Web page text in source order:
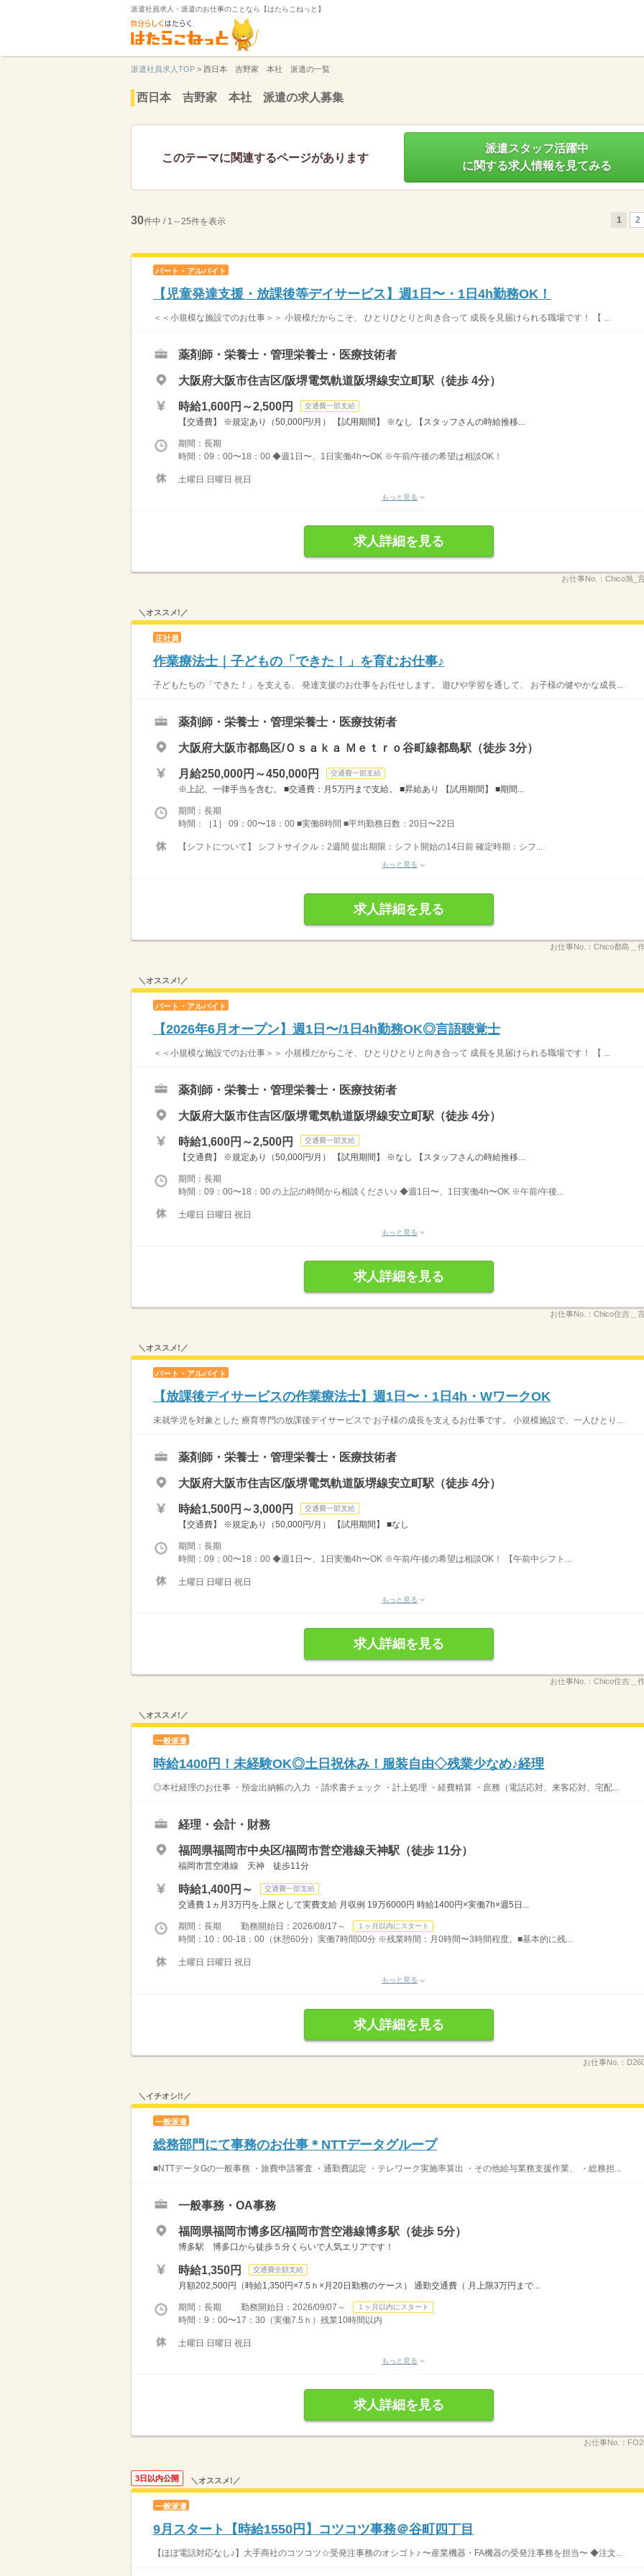
派遣社員求人・派遣のお仕事のことなら【はたらこねっと】
派遣社員求人TOP > 西日本 吉野家 本社 派遣の一覧
西日本 吉野家 本社 派遣の求人募集
このテーマに関連するページがあります
派遣スタッフ活躍中
に関する求人情報を見てみる
30件中 / 1～25件を表示 1 2
パート・アルバイト
【児童発達支援・放課後等デイサービス】週1日〜・1日4h勤務OK！
＜＜小規模な施設でのお仕事＞＞ 小規模だからこそ、 ひとりひとりと向き合って 成長を見届けられる職場です！ 【 ...
薬剤師・栄養士・管理栄養士・医療技術者
大阪府大阪市住吉区/阪堺電気軌道阪堺線安立町駅（徒歩 4分）
時給1,600円～2,500円 交通費一部支給
【交通費】 ※規定あり（50,000円/月） 【試用期間】 ※なし 【スタッフさんの時給推移...
期間：長期
時間：09：00〜18：00 ◆週1日〜、1日実働4h〜OK ※午前/午後の希望は相談OK！
土曜日 日曜日 祝日
もっと見る
求人詳細を見る
お仕事No.： Chico旭_
＼オススメ!／
正社員
作業療法士｜子どもの「できた！」を育むお仕事♪
子どもたちの「できた！」を支える、 発達支援のお仕事をお任せします。 遊びや学習を通して、 お子様の健やかな成長...
薬剤師・栄養士・管理栄養士・医療技術者
大阪府大阪市都島区/Ｏｓａｋａ Ｍｅｔｒｏ谷町線都島駅（徒歩 3分）
月給250,000円～450,000円 交通費一部支給
※上記、一律手当を含む。 ■交通費：月5万円まで支給。 ■昇給あり 【試用期間】 ■期間...
期間：長期
時間：［1］ 09：00〜18：00 ■実働8時間 ■平均勤務日数：20日〜22日
【シフトについて】 シフトサイクル：2週間 提出期限：シフト開始の14日前 確定時期：シフ...
もっと見る
求人詳細を見る
お仕事No.： Chico都島＿
＼オススメ!／
パート・アルバイト
【2026年6月オープン】週1日〜/1日4h勤務OK◎言語聴覚士
＜＜小規模な施設でのお仕事＞＞ 小規模だからこそ、 ひとりひとりと向き合って 成長を見届けられる職場です！ 【 ...
薬剤師・栄養士・管理栄養士・医療技術者
大阪府大阪市住吉区/阪堺電気軌道阪堺線安立町駅（徒歩 4分）
時給1,600円～2,500円 交通費一部支給
【交通費】 ※規定あり（50,000円/月） 【試用期間】 ※なし 【スタッフさんの時給推移...
期間：長期
時間：09：00〜18：00 の上記の時間から相談ください♪ ◆週1日〜、1日実働4h〜OK ※午前/午後...
土曜日 日曜日 祝日
もっと見る
求人詳細を見る
お仕事No.： Chico住吉＿
＼オススメ!／
パート・アルバイト
【放課後デイサービスの作業療法士】週1日〜・1日4h・WワークOK
未就学児を対象とした 療育専門の放課後デイサービスで お子様の成長を支えるお仕事です。 小規模施設で、一人ひとり...
薬剤師・栄養士・管理栄養士・医療技術者
大阪府大阪市住吉区/阪堺電気軌道阪堺線安立町駅（徒歩 4分）
時給1,500円～3,000円 交通費一部支給
【交通費】 ※規定あり（50,000円/月） 【試用期間】 ■なし
期間：長期
時間：09：00〜18：00 ◆週1日〜、1日実働4h〜OK ※午前/午後の希望は相談OK！ 【午前中シフト...
土曜日 日曜日 祝日
もっと見る
求人詳細を見る
お仕事No.： Chico住吉＿
＼オススメ!／
一般派遣
時給1400円！未経験OK◎土日祝休み！服装自由◇残業少なめ♪経理
◎本社経理のお仕事 ・預金出納帳の入力 ・請求書チェック ・計上処理 ・経費精算 ・庶務（電話応対、来客応対、宅配...
経理・会計・財務
福岡県福岡市中央区/福岡市営空港線天神駅（徒歩 11分）
福岡市営空港線 天神 徒歩11分
時給1,400円～ 交通費一部支給
交通費 1ヵ月3万円を上限として実費支給 月収例 19万6000円 時給1400円×実働7h×週5日...
期間：長期 勤務開始日：2026/08/17～ １ヶ月以内にスタート
時間：10：00-18：00（休憩60分）実働7時間00分 ※残業時間：月0時間〜3時間程度。■基本的に残...
土曜日 日曜日 祝日
もっと見る
求人詳細を見る
お仕事No.：
＼イチオシ!!／
一般派遣
総務部門にて事務のお仕事＊NTTデータグループ
■NTTデータGの一般事務 ・旅費申請審査 ・通勤費認定 ・テレワーク実施率算出 ・その他給与業務支援作業、 ・総務担...
一般事務・OA事務
福岡県福岡市博多区/福岡市営空港線博多駅（徒歩 5分）
博多駅 博多口から徒歩５分くらいで人気エリアです！
時給1,350円 交通費全額支給
月額202,500円（時給1,350円×7.5ｈ×月20日勤務のケース） 通勤交通費（ 月上限3万円まで...
期間：長期 勤務開始日：2026/09/07～ １ヶ月以内にスタート
時間：9：00〜17：30（実働7.5ｈ）残業10時間以内
土曜日 日曜日 祝日
もっと見る
求人詳細を見る
お仕事No.：
3日以内公開 ＼オススメ!／
一般派遣
9月スタート【時給1550円】コツコツ事務＠谷町四丁目
【ほぼ電話対応なし♪】大手商社のコツコツ☆受発注事務のオシゴト♪ 〜産業機器・FA機器の受発注事務を担当〜 ◆注文...